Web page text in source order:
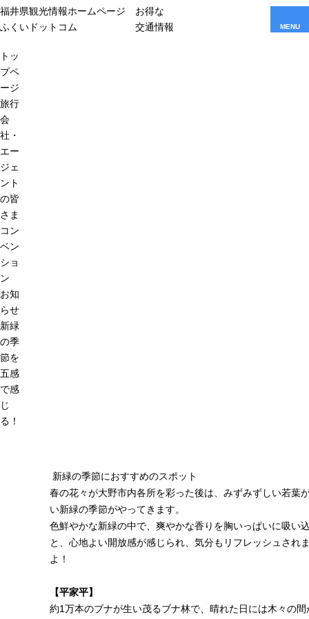
福井県観光情報ホームページ
ふくいドットコム
お得な
交通情報
MENU
トッ
プペ
ージ
旅行
会
社・
エー
ジェ
ント
の皆
さま
コン
ベン
ショ
ン
お知
らせ
新緑
の季
節を
五感
で感
じ
る！
新緑の季節におすすめのスポット
春の花々が大野市内各所を彩った後は、みずみずしい若葉
い新緑の季節がやってきます。
色鮮やかな新緑の中で、爽やかな香りを胸いっぱいに吸い
と、心地よい開放感が感じられ、気分もリフレッシュされ
よ！
【平家平】
約1万本のブナが生い茂るブナ林で、晴れた日には木々の間